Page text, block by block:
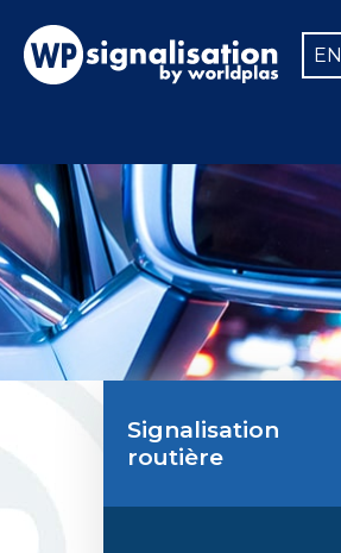
EN
Signalisation
routière